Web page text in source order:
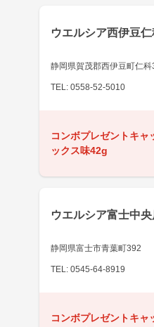
ウエルシア西伊豆
静岡県賀茂郡西伊豆町仁
TEL: 0558-52-5010
コンボプレゼントキャ
ックス味42g
ウエルシア富士中央
静岡県富士市青葉町392
TEL: 0545-64-8919
コンボプレゼントキャ